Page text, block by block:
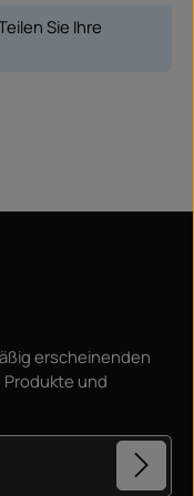
Sie Ihre
erscheinenden
und